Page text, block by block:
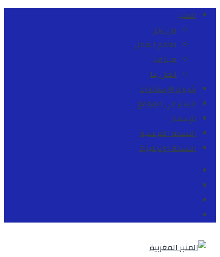
المنبر
من نحن
طاقم العمل
ميثاقنا
اتصل بنا
شروط الإستخدام
للنشر في الموقع
للإشهار
النسخة الفرنسية
النسخة الإنجليزية